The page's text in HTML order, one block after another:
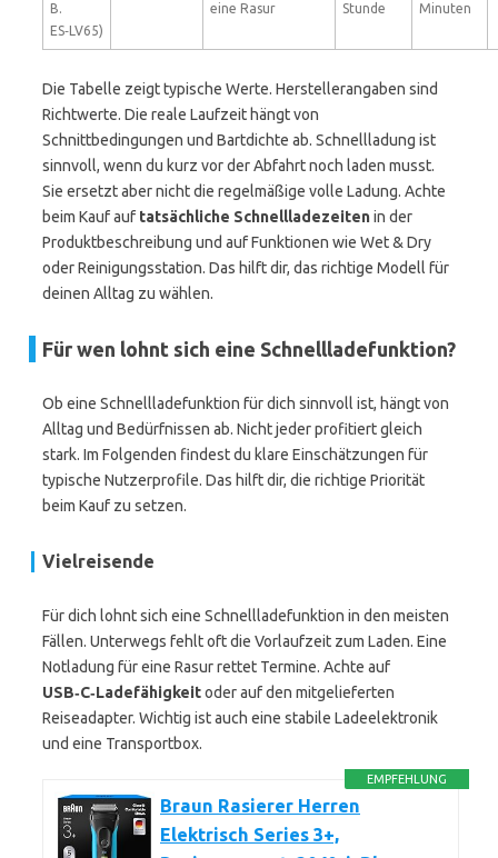
B.
ES‑LV65)
eine Rasur
Stunde
Minuten
Die Tabelle zeigt typische Werte. Herstellerangaben sind
Richtwerte. Die reale Laufzeit hängt von
Schnittbedingungen und Bartdichte ab. Schnellladung ist
sinnvoll, wenn du kurz vor der Abfahrt noch laden musst.
Sie ersetzt aber nicht die regelmäßige volle Ladung. Achte
beim Kauf auf tatsächliche Schnellladezeitenin der
Produktbeschreibung und auf Funktionen wie Wet & Dry
oder Reinigungsstation. Das hilft dir, das richtige Modell für
deinen Alltag zu wählen.
Für wen lohnt sich eine Schnellladefunktion?
Ob eine Schnellladefunktion für dich sinnvoll ist, hängt von
Alltag und Bedürfnissen ab. Nicht jeder profitiert gleich
stark. Im Folgenden findest du klare Einschätzungen für
typische Nutzerprofile. Das hilft dir, die richtige Priorität
beim Kauf zu setzen.
Vielreisende
Für dich lohnt sich eine Schnellladefunktion in den meisten
Fällen. Unterwegs fehlt oft die Vorlaufzeit zum Laden. Eine
Notladung für eine Rasur rettet Termine. Achte auf
USB‑C‑Ladefähigkeitoder auf den mitgelieferten
Reiseadapter. Wichtig ist auch eine stabile Ladeelektronik
und eine Transportbox.
EMPFEHLUNG
Braun Rasierer Herren
Elektrisch Series 3+,